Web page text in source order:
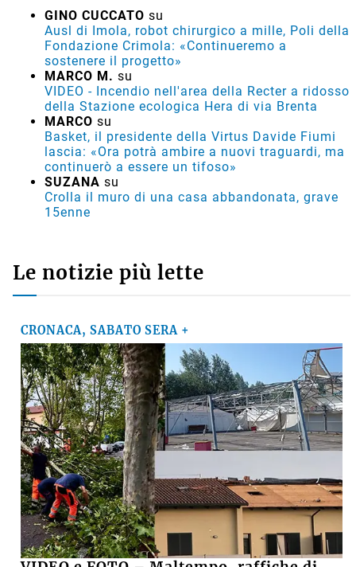
GINO CUCCATO su
Ausl di Imola, robot chirurgico a mille, Poli della
Fondazione Crimola: «Continueremo a
sostenere il progetto»
MARCO M. su
VIDEO - Incendio nell'area della Recter a ridosso
della Stazione ecologica Hera di via Brenta
MARCO su
Basket, il presidente della Virtus Davide Fiumi
lascia: «Ora potrà ambire a nuovi traguardi, ma
continuerò a essere un tifoso»
SUZANA su
Crolla il muro di una casa abbandonata, grave
15enne
Le notizie più lette
CRONACA, SABATO SERA +